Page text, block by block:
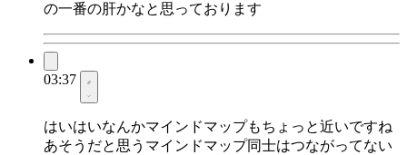
の一番の肝かなと思っております
03:37
はいはいなんかマインドマップもちょっと近いですね
あそうだと思うマインドマップ同士はつながってない